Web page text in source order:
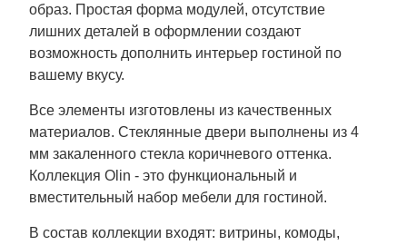
образ. Простая форма модулей, отсутствие
лишних деталей в оформлении создают
возможность дополнить интерьер гостиной по
вашему вкусу.
Все элементы изготовлены из качественных
материалов. Стеклянные двери выполнены из 4
мм закаленного стекла коричневого оттенка.
Коллекция Olin - это функциональный и
вместительный набор мебели для гостиной.
В состав коллекции входят: витрины, комоды,